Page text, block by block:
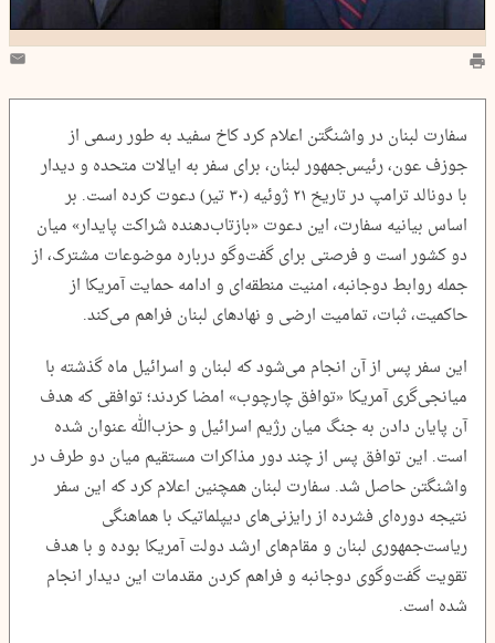
سفارت لبنان در واشنگتن اعلام کرد کاخ سفید به طور رسمی از
جوزف عون، رئیس‌جمهور لبنان، برای سفر به ایالات متحده و دیدار
با دونالد ترامپ در تاریخ ۲۱ ژوئیه (۳۰ تیر) دعوت کرده است. بر
اساس بیانیه سفارت، این دعوت «بازتاب‌دهنده شراکت پایدار» میان
دو کشور است و فرصتی برای گفت‌وگو درباره موضوعات مشترک، از
جمله روابط دوجانبه، امنیت منطقه‌ای و ادامه حمایت آمریکا از
حاکمیت، ثبات، تمامیت ارضی و نهادهای لبنان فراهم می‌کند.
این سفر پس از آن انجام می‌شود که لبنان و اسرائیل ماه گذشته با
میانجی‌گری آمریکا «توافق چارچوب» امضا کردند؛ توافقی که هدف
آن پایان دادن به جنگ میان رژیم اسرائیل و حزب‌الله عنوان شده
است. این توافق پس از چند دور مذاکرات مستقیم میان دو طرف در
واشنگتن حاصل شد. سفارت لبنان همچنین اعلام کرد که این سفر
نتیجه دوره‌ای فشرده از رایزنی‌های دیپلماتیک با هماهنگی
ریاست‌جمهوری لبنان و مقام‌های ارشد دولت آمریکا بوده و با هدف
تقویت گفت‌وگوی دوجانبه و فراهم کردن مقدمات این دیدار انجام
شده است.